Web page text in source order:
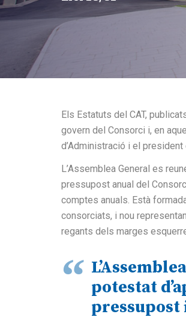
Els Estatuts del CAT,
govern del Consorci i, en
d’Administració i el
L’Assemblea General es
pressupost anual del
comptes anuals. Està
consorciats, i nou
regants dels marges
“ potestat
pressupost